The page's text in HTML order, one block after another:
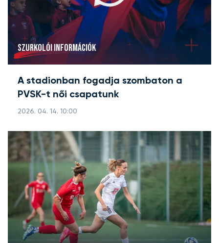
SZURKOLÓI INFORMÁCIÓK
A stadionban fogadja szombaton a
PVSK-t női csapatunk
2026. 04. 14. 10:00